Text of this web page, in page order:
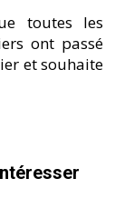
toutes les
ont passé
et souhaite